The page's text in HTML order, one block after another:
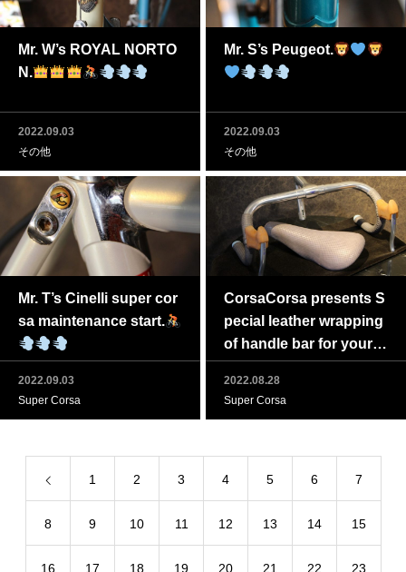
Mr. W’s ROYAL NORTO
N.
2022.09.03
その他
Mr. S’s Peugeot.
2022.09.03
その他
Mr. T’s Cinelli super cor
sa maintenance start.
2022.09.03
Super Corsa
CorsaCorsa presents S
pecial leather wrapping
of handle bar for your g
reat vintage bike.
2022.08.28
Super Corsa
1 2 3 4 5 6 7
8 9 10 11 12 13 14 15
16 17 18 19 20 21 22 23